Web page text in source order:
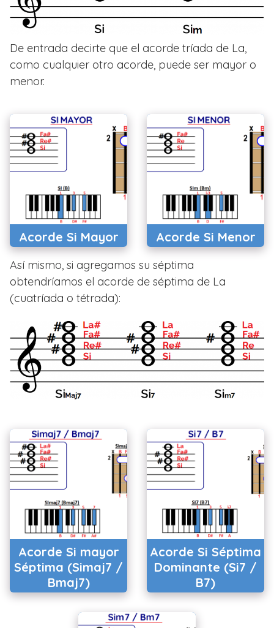
De entrada decirte que el acorde tríada de La,
como cualquier otro acorde, puede ser mayor o
menor.
Acorde Si Mayor Acorde Si Menor
Así mismo, si agregamos su séptima
obtendríamos el acorde de séptima de La
(cuatríada o tétrada):
Acorde Si mayor
Séptima (Simaj7 /
Bmaj7)
Acorde Si Séptima
Dominante (Si7 /
B7)